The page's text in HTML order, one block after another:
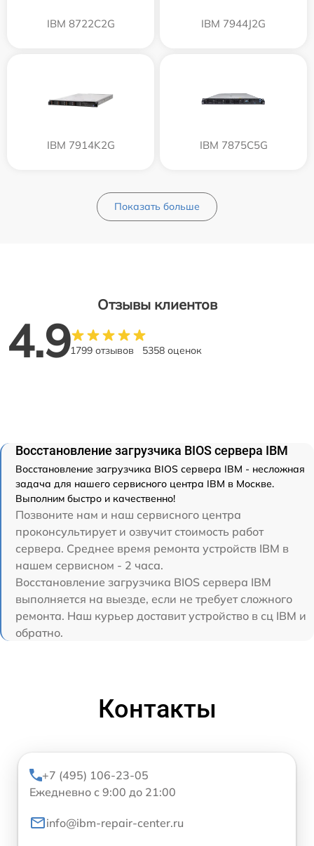
IBM 8722C2G IBM 7944J2G
IBM 7914K2G IBM 7875C5G
Показать больше
Отзывы клиентов
4.91799 отзывов 5358 оценок
Восстановление загрузчика BIOS сервера IBM
Восстановление загрузчика BIOS сервера IBM - несложная
задача для нашего сервисного центра IBM в Москве.
Выполним быстро и качественно!
Позвоните нам и наш сервисного центра
проконсультирует и озвучит стоимость работ
сервера. Среднее время ремонта устройств IBM в
нашем сервисном - 2 часа.
Восстановление загрузчика BIOS сервера IBM
выполняется на выезде, если не требует сложного
ремонта. Наш курьер доставит устройство в сц IBM и
обратно.
Контакты
+7 (495) 106-23-05
Ежедневно с 9:00 до 21:00
info@ibm-repair-center.ru